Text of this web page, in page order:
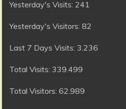
Yesterday's Visits: 241
Yesterday's Visitors:82
Last 7 Days Visits: 3.236
Total Visits: 339.499
Total Visitors:62.989